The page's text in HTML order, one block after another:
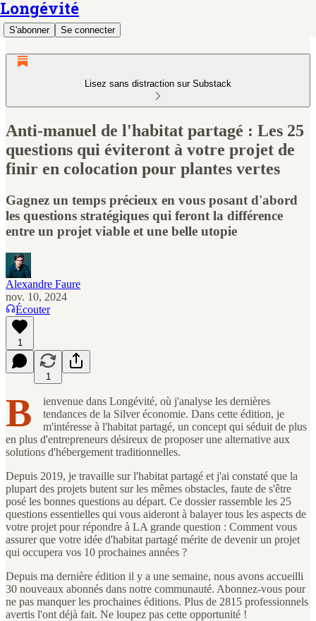
Longévité
S'abonner Se connecter
Lisez sans distraction sur Substack
Anti-manuel de l'habitat partagé : Les 25
questions qui éviteront à votre projet de
finir en colocation pour plantes vertes
Gagnez un temps précieux en vous posant d'abord
les questions stratégiques qui feront la différence
entre un projet viable et une belle utopie
Alexandre Faure
nov. 10, 2024
Écouter
1
1
B
ienvenue dans Longévité, où j'analyse les dernières
tendances de la Silver économie. Dans cette édition, je
m'intéresse à l'habitat partagé, un concept qui séduit de plus
en plus d'entrepreneurs désireux de proposer une alternative aux
solutions d'hébergement traditionnelles.
Depuis 2019, je travaille sur l'habitat partagé et j'ai constaté que la
plupart des projets butent sur les mêmes obstacles, faute de s'être
posé les bonnes questions au départ. Ce dossier rassemble les 25
questions essentielles qui vous aideront à balayer tous les aspects de
votre projet pour répondre à LA grande question : Comment vous
assurer que votre idée d'habitat partagé mérite de devenir un projet
qui occupera vos 10 prochaines années ?
Depuis ma dernière édition il y a une semaine, nous avons accueilli
30 nouveaux abonnés dans notre communauté. Abonnez-vous pour
ne pas manquer les prochaines éditions. Plus de 2815 professionnels
avertis l'ont déjà fait. Ne loupez pas cette opportunité !